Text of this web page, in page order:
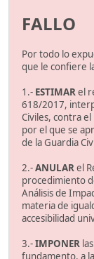
FALLO
Por todo lo
que le confiere
1.- ESTIMARel
618/2017,
Civiles, contra
por el que se
de la Guardia
2.-ANULARel
procedimiento
Análisis de
materia de
accesibilidad
3.-IMPONER